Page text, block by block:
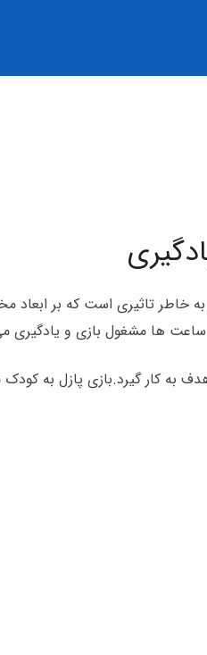
خاطر تاثیری است که بر
ساعت ها مشغول بازی و یادگیری
کار گیرد.بازی پازل به کودک